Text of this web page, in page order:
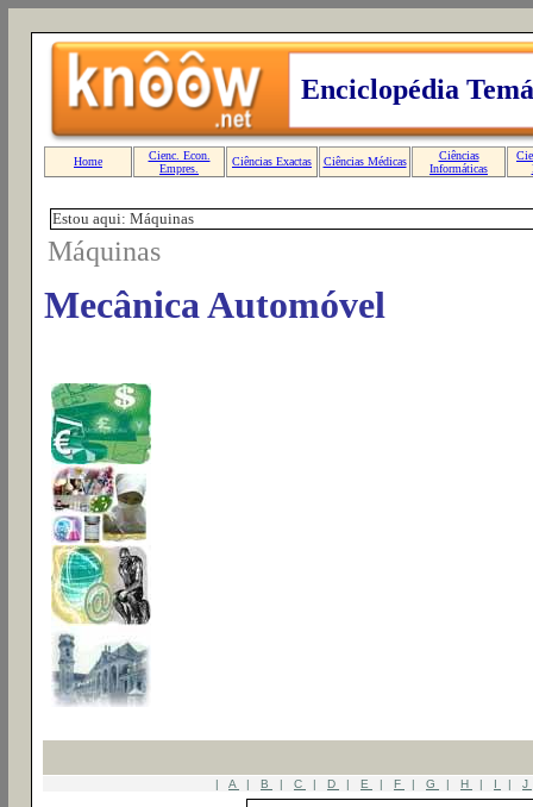
Estou aqui: Máquinas
Máquinas
Mecânica Automóvel
| A | B | C | D | E | F | G | H | I | J